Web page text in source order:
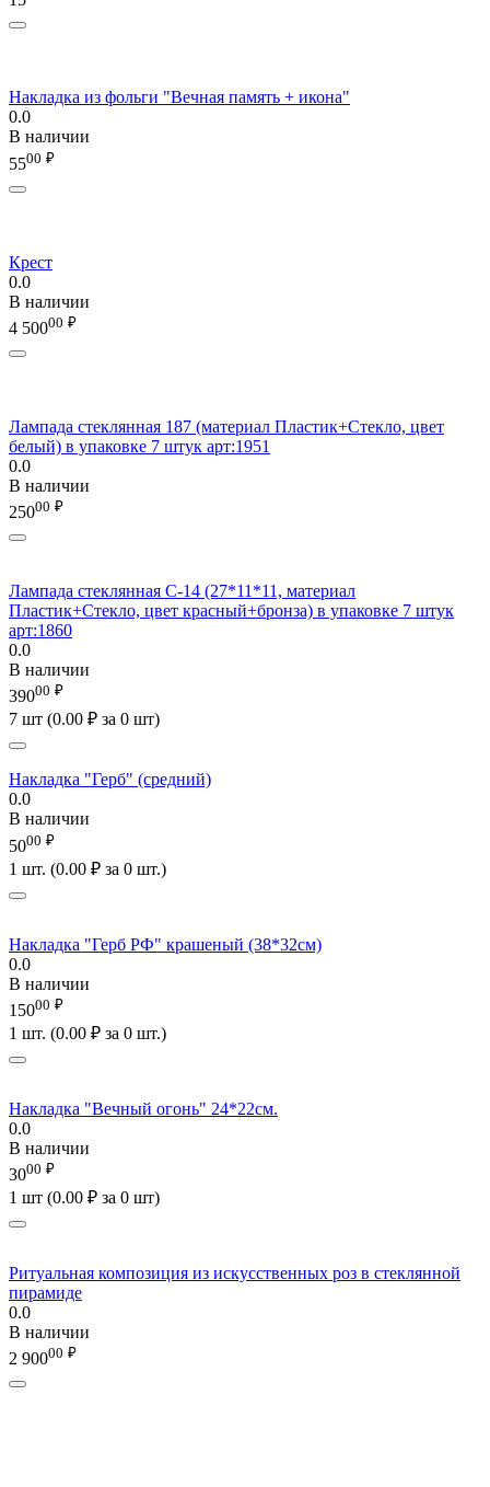
Накладка из фольги "Вечная память + икона"
0.0
В наличии
5500 ₽
Крест
0.0
В наличии
4 50000 ₽
Лампада стеклянная 187 (материал Пластик+Стекло, цвет
белый) в упаковке 7 штук арт:1951
0.0
В наличии
25000 ₽
Лампада стеклянная C-14 (27*11*11, материал
Пластик+Стекло, цвет красный+бронза) в упаковке 7 штук
арт:1860
0.0
В наличии
39000 ₽
7 шт (0.00 ₽ за 0 шт)
Накладка "Герб" (средний)
0.0
В наличии
5000 ₽
1 шт. (0.00 ₽ за 0 шт.)
Накладка "Герб РФ" крашеный (38*32см)
0.0
В наличии
15000 ₽
1 шт. (0.00 ₽ за 0 шт.)
Накладка "Вечный огонь" 24*22см.
0.0
В наличии
3000 ₽
1 шт (0.00 ₽ за 0 шт)
Ритуальная композиция из искусственных роз в стеклянной
пирамиде
0.0
В наличии
2 90000 ₽